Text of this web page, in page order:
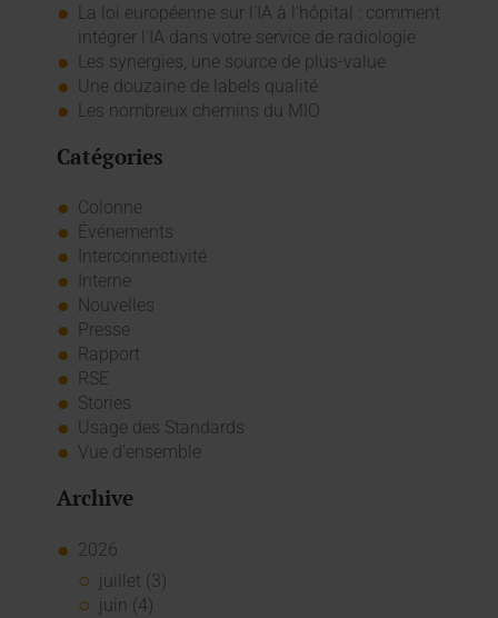
La loi européenne sur l'IA à l'hôpital : comment
intégrer l'IA dans votre service de radiologie
Les synergies, une source de plus-value
Une douzaine de labels qualité
Les nombreux chemins du MIO
Catégories
Colonne
Événements
Interconnectivité
Interne
Nouvelles
Presse
Rapport
RSE
Stories
Usage des Standards
Vue d'ensemble
Archive
2026
juillet (3)
juin (4)